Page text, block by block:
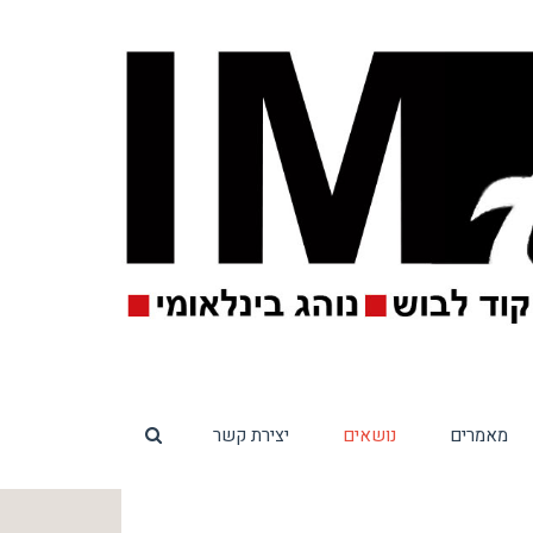
מאמרים נושאים יצירת קשר